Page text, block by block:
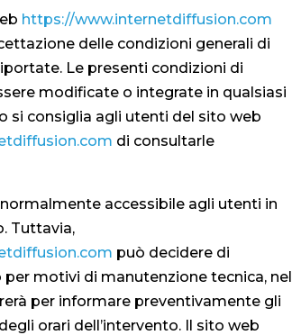
https://www.internetdiffusion.com
delle condizioni generali di
Le presenti condizioni di
modificate o integrate in qualsiasi
si consiglia agli utenti del sito web
di consultarle
accessibile agli utenti in
Tuttavia,
può decidere di
motivi di manutenzione tecnica, nel
per informare preventivamente gli
orari dell’intervento. Il sito web